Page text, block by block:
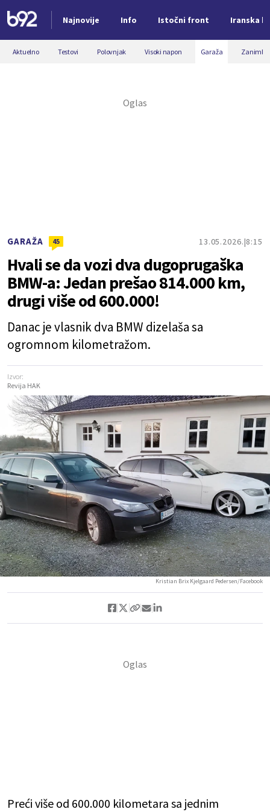
Najnovije Info Istočni front Iranska
Nova vest
Aktuelno Testovi Polovnjak Visoki napon Garaža
GARAŽA 45 13.05.2026. 8:15
Hvali se da vozi dva dugoprugaška
BMW-a: Jedan prešao 814.000 km,
drugi više od 600.000!
Danac je vlasnik dva BMW dizelaša sa
ogromnom kilometražom.
Izvor:
Revija HAK
Kristian Brix Kjelgaard Pedersen/Facebook
Preći više od 600.000 kilometara sa jednim